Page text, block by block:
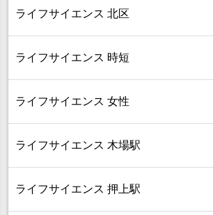
ライフサイエンス 北区
ライフサイエンス 時短
ライフサイエンス 女性
ライフサイエンス 木場駅
ライフサイエンス 押上駅